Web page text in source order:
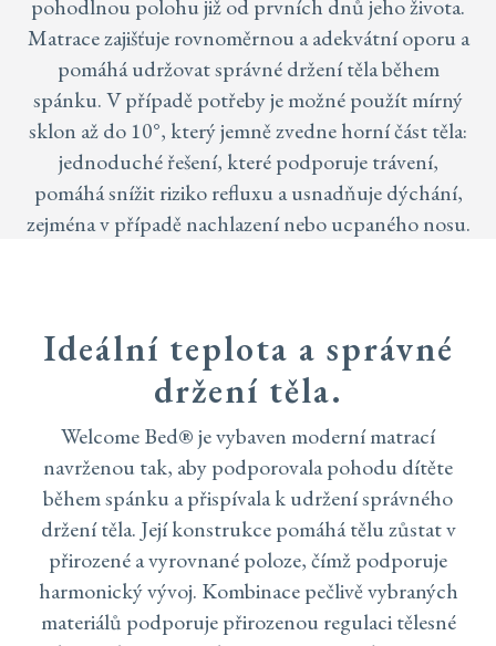
pohodlnou polohu již od prvních dnů jeho života.
Matrace zajišťuje rovnoměrnou a adekvátní oporu a
pomáhá udržovat správné držení těla během
spánku. V případě potřeby je možné použít mírný
sklon až do 10°, který jemně zvedne horní část těla:
jednoduché řešení, které podporuje trávení,
pomáhá snížit riziko refluxu a usnadňuje dýchání,
zejména v případě nachlazení nebo ucpaného nosu.
Ideální teplota a správné
držení těla.
Welcome Bed® je vybaven moderní matrací
navrženou tak, aby podporovala pohodu dítěte
během spánku a přispívala k udržení správného
držení těla. Její konstrukce pomáhá tělu zůstat v
přirozené a vyrovnané poloze, čímž podporuje
harmonický vývoj. Kombinace pečlivě vybraných
materiálů podporuje přirozenou regulaci tělesné